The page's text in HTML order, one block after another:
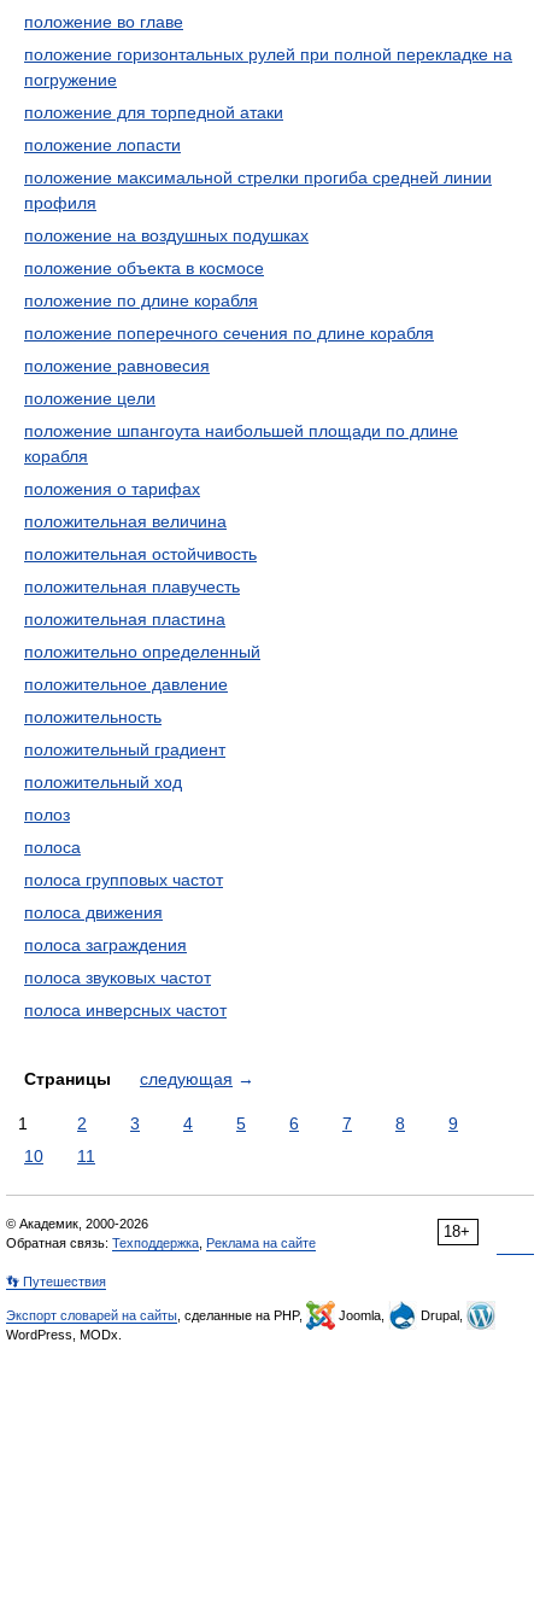
положение во главе
положение горизонтальных рулей при полной перекладке на
погружение
положение для торпедной атаки
положение лопасти
положение максимальной стрелки прогиба средней линии
профиля
положение на воздушных подушках
положение объекта в космосе
положение по длине корабля
положение поперечного сечения по длине корабля
положение равновесия
положение цели
положение шпангоута наибольшей площади по длине
корабля
положения о тарифах
положительная величина
положительная остойчивость
положительная плавучесть
положительная пластина
положительно определенный
положительное давление
положительность
положительный градиент
положительный ход
полоз
полоса
полоса групповых частот
полоса движения
полоса заграждения
полоса звуковых частот
полоса инверсных частот
Страницы следующая →
1 2 3 4 5 6 7 8
9
10
11
18+
© Академик, 2000-2026
Обратная связь: Техподдержка Реклама на сайте
👣 Путешествия
Экспорт словарей на сайты , сделанные на PHP, Joomla,
Drupal,
WordPress, MODx.